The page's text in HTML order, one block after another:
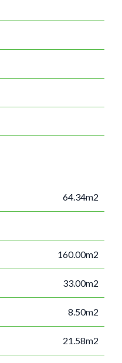
64.34m2
160.00m2
33.00m2
8.50m2
21.58m2